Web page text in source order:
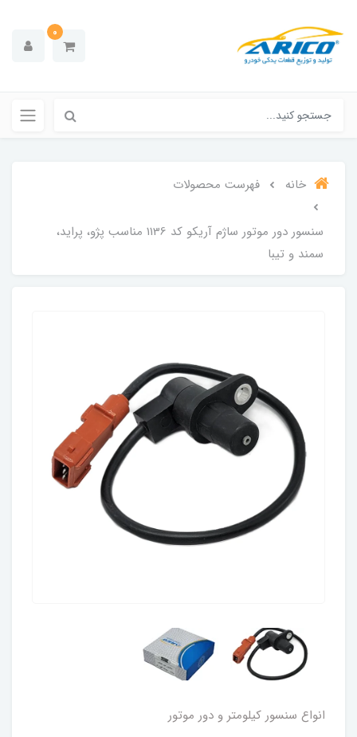
0
خانه فهرست محصولات
سنسور دور موتور ساژم آریکو کد 1136 مناسب پژو، پراید،
سمند و تیبا
انواع سنسور کیلومتر و دور موتور